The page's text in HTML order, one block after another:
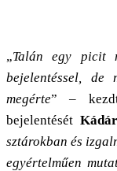
„Talán egy picit
bejelentéssel, de
megérte” –
bejelentését
sztárokban és
egyértelműen